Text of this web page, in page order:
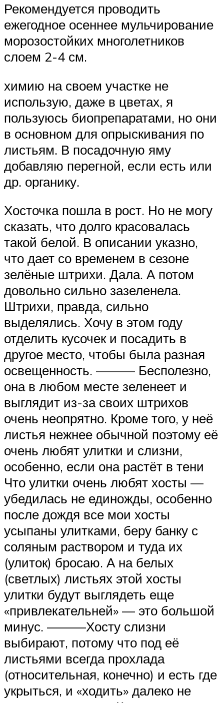
Рекомендуется проводить
ежегодное осеннее мульчирование
морозостойких многолетников
слоем 2-4 см.
химию на своем участке не
использую, даже в цветах, я
пользуюсь биопрепаратами, но они
в основном для опрыскивания по
листьям. В посадочную яму
добавляю перегной, если есть или
др. органику.
Хосточка пошла в рост. Но не могу
сказать, что долго красовалась
такой белой. В описании указно,
что дает со временем в сезоне
зелёные штрихи. Дала. А потом
довольно сильно зазеленела.
Штрихи, правда, сильно
выделялись. Хочу в этом году
отделить кусочек и посадить в
другое место, чтобы была разная
освещенность. ——— Бесполезно,
она в любом месте зеленеет и
выглядит из-за своих штрихов
очень неопрятно. Кроме того, у неё
листья нежнее обычной поэтому её
очень любят улитки и слизни,
особенно, если она растёт в тени
Что улитки очень любят хосты —
убедилась не единожды, особенно
после дождя все мои хосты
усыпаны улитками, беру банку с
соляным раствором и туда их
(улиток) бросаю. А на белых
(светлых) листьях этой хосты
улитки будут выглядеть еще
«привлекательней» — это большой
минус. ———Хосту слизни
выбирают, потому что под её
листьями всегда прохлада
(относительная, конечно) и есть где
укрыться, и «ходить» далеко не